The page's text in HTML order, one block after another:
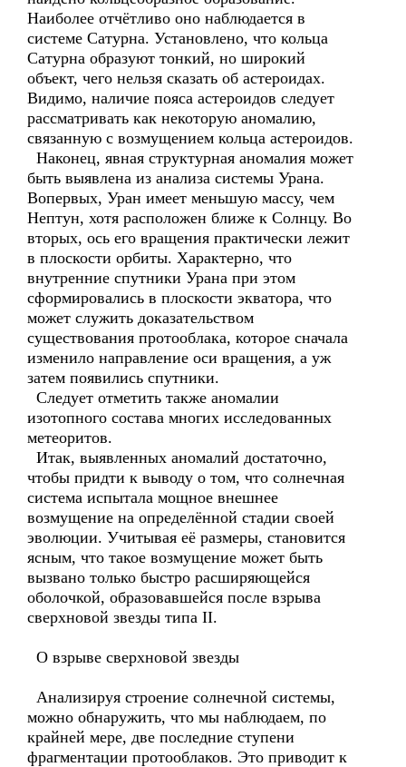
Наиболее отчётливо оно наблюдается в
системе Сатурна. Установлено, что кольца
Сатурна образуют тонкий, но широкий
объект, чего нельзя сказать об астероидах.
Видимо, наличие пояса астероидов следует
рассматривать как некоторую аномалию,
связанную с возмущением кольца астероидов.
Наконец, явная структурная аномалия может
быть выявлена из анализа системы Урана.
Вопервых, Уран имеет меньшую массу, чем
Нептун, хотя расположен ближе к Солнцу. Во
вторых, ось его вращения практически лежит
в плоскости орбиты. Характерно, что
внутренние спутники Урана при этом
сформировались в плоскости экватора, что
может служить доказательством
существования протооблака, которое сначала
изменило направление оси вращения, а уж
затем появились спутники.
Следует отметить также аномалии
изотопного состава многих исследованных
метеоритов.
Итак, выявленных аномалий достаточно,
чтобы придти к выводу о том, что солнечная
система испытала мощное внешнее
возмущение на определённой стадии своей
эволюции. Учитывая её размеры, становится
ясным, что такое возмущение может быть
вызвано только быстро расширяющейся
оболочкой, образовавшейся после взрыва
сверхновой звезды типа II.
О взрыве сверхновой звезды
Анализируя строение солнечной системы,
можно обнаружить, что мы наблюдаем, по
крайней мере, две последние ступени
фрагментации протооблаков. Это приводит к